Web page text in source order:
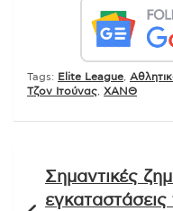
Tags: Elite League
Τζον Ιτούνας ΧΑΝΘ
άρθρων
Σημαντικές